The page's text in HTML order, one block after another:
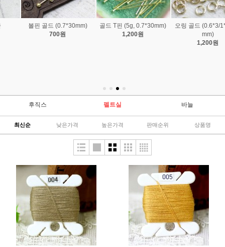
골드 T핀 (5g, 0.7*30mm)
오링 골드 (0.6*3/1*4/1*8
오링 OR (0.6*3/1*3/ 1*4
후직스 펠트실 바늘
최신순 낮은가격 높은가격 판매순위 상품명